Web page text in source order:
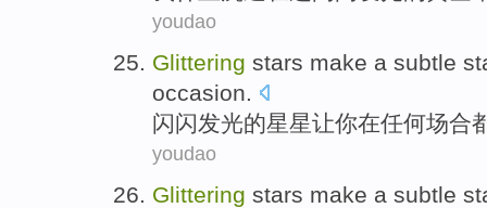
youdao
Glittering stars make a subtle
occasion.
闪闪发光的星星让你在任何场合
youdao
Glittering stars make a subtle